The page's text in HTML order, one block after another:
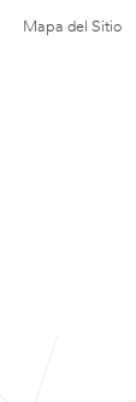
Mapa del Sitio